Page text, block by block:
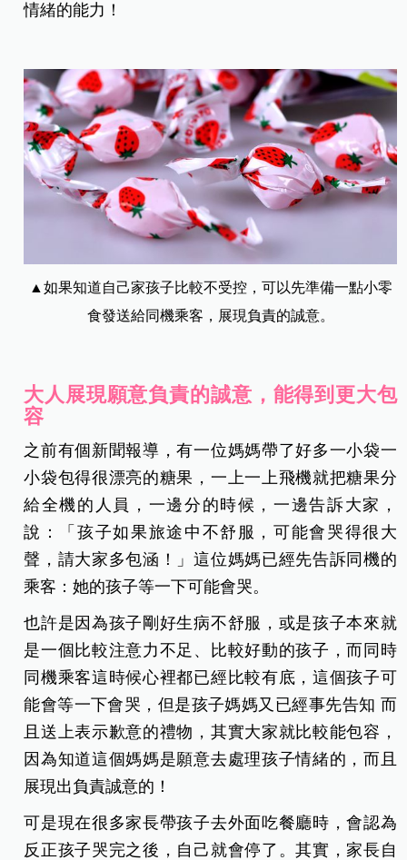
情緒的能力！
▲如果知道自己家孩子比較不受控，可以先準備一點小零
食發送給同機乘客，展現負責的誠意。
大人展現願意負責的誠意，能得到更大包
容
之前有個新聞報導，有一位媽媽帶了好多一小袋一
小袋包得很漂亮的糖果，一上一上飛機就把糖果分
給全機的人員，一邊分的時候，一邊告訴大家，
說：「孩子如果旅途中不舒服，可能會哭得很大
聲，請大家多包涵！」這位媽媽已經先告訴同機的
乘客：她的孩子等一下可能會哭。
也許是因為孩子剛好生病不舒服，或是孩子本來就
是一個比較注意力不足、比較好動的孩子，而同時
同機乘客這時候心裡都已經比較有底，這個孩子可
能會等一下會哭，但是孩子媽媽又已經事先告知 而
且送上表示歉意的禮物，其實大家就比較能包容，
因為知道這個媽媽是願意去處理孩子情緒的，而且
展現出負責誠意的！
可是現在很多家長帶孩子去外面吃餐廳時，會認為
反正孩子哭完之後，自己就會停了。其實，家長自